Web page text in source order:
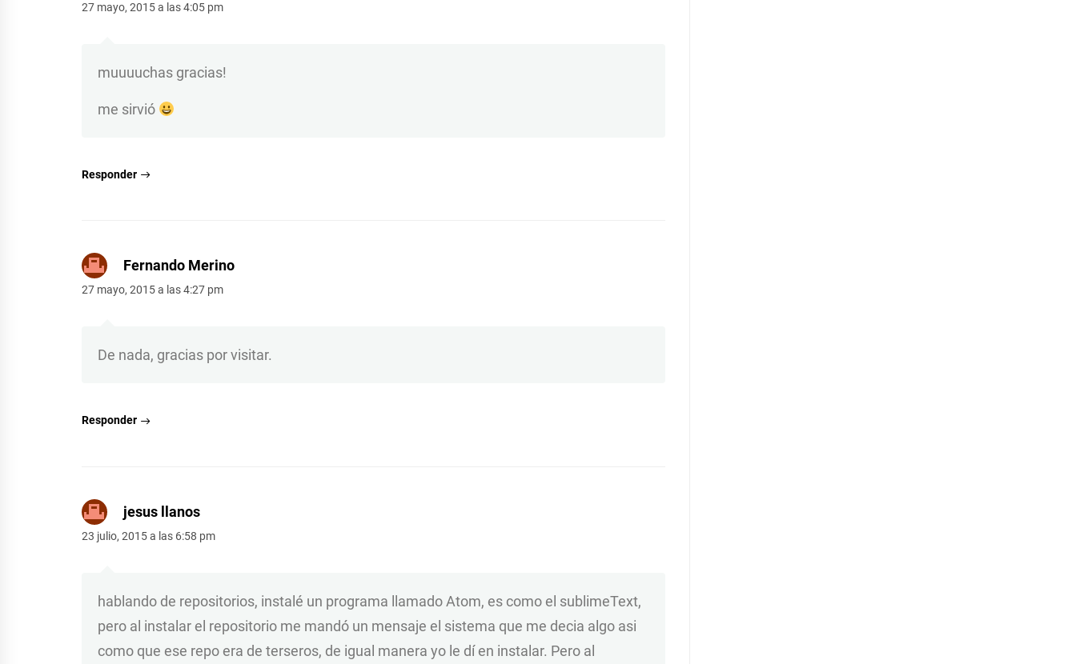
27 mayo, 2015 a las 4:05 pm
muuuuchas gracias!
me sirvió
Responder
Fernando Merino
27 mayo, 2015 a las 4:27 pm
De nada, gracias por visitar.
Responder
jesus llanos
23 julio, 2015 a las 6:58 pm
hablando de repositorios, instalé un programa llamado Atom, es como el sublimeText,
pero al instalar el repositorio me mandó un mensaje el sistema que me decia algo asi
como que ese repo era de terseros, de igual manera yo le dí en instalar. Pero al